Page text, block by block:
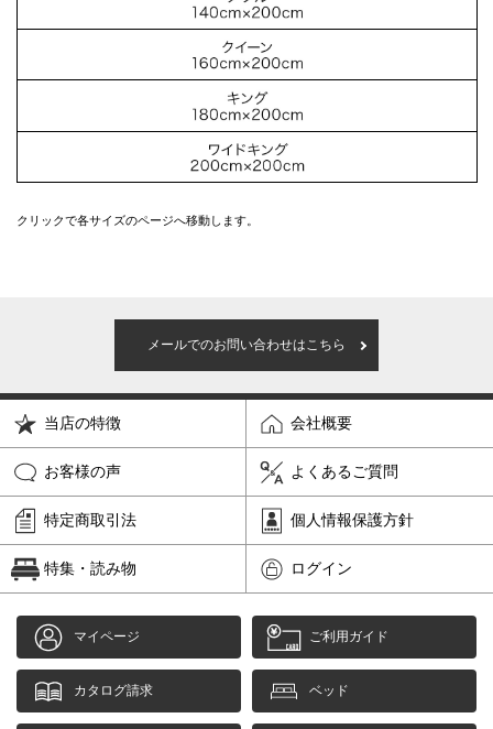
クリックで各サイズのページへ移動します。
メールでのお問い合わせはこちら
当店の特徴 会社概要
お客様の声 よくあるご質問
特定商取引法 個人情報保護方針
特集・読み物 ログイン
マイページ ご利用ガイド
カタログ請求 ベッド